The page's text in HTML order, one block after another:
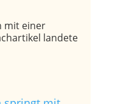
mit einer
landete